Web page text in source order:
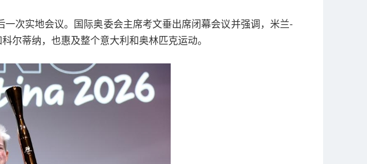
次实地会议。国际奥委会主席考文垂出席闭幕会议并强调，米兰-
尔蒂纳，也惠及整个意大利和奥林匹克运动。